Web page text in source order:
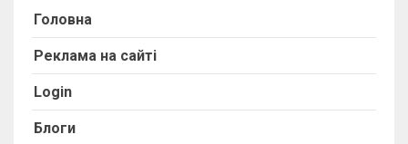
Головна
Реклама на сайті
Login
Блоги